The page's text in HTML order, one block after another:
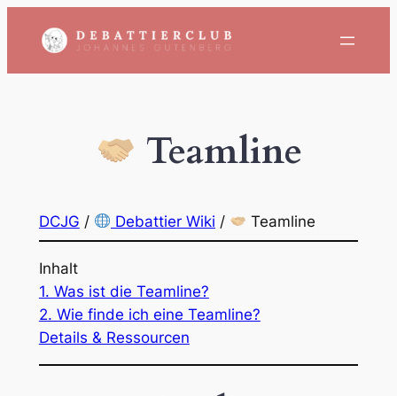
Inhalt
Teamline
DCJG / Debattier Wiki / Teamline
Inhalt
1. Was ist die Teamline?
2. Wie finde ich eine Teamline?
Details & Ressourcen